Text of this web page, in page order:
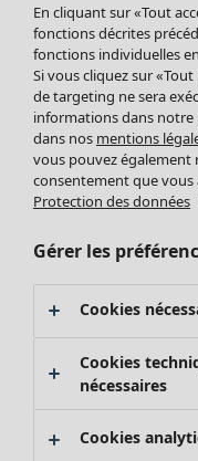
Leggings et collants
Accessoires
Chaussures
Vêtements de bain
Basics
Soldes Mobilier
Bonnes affaires déco
Décoration
Textiles
Tapis
Éponge
Promos SOLDES
En cliquant sur «Tout
fonctions décrites
fonctions individuelles
Si vous cliquez sur
de targeting ne sera
informations dans notre
dans nos mentions
vous pouvez
consentement que vous
Protection des données
Gérer les
Cookies
Cookies
nécessaires
Cookies